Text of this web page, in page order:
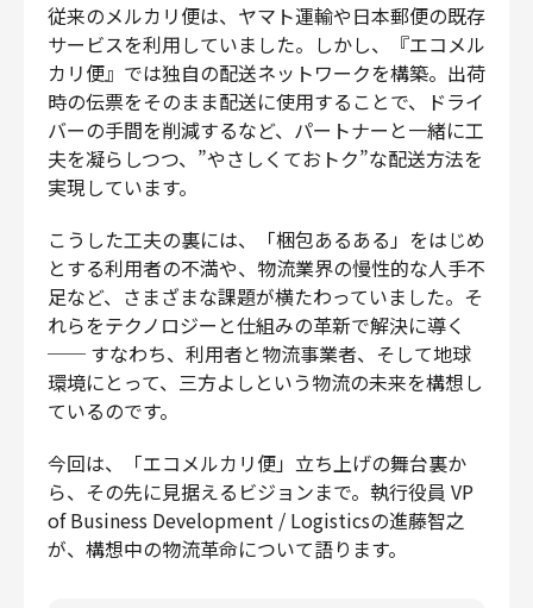
従来のメルカリ便は、ヤマト運輸や日本郵便の既存
サービスを利用していました。しかし、『エコメル
カリ便』では独自の配送ネットワークを構築。出荷
時の伝票をそのまま配送に使用することで、ドライ
バーの手間を削減するなど、パートナーと一緒に工
夫を凝らしつつ、”やさしくておトク”な配送方法を
実現しています。
こうした工夫の裏には、「梱包あるある」をはじめ
とする利用者の不満や、物流業界の慢性的な人手不
足など、さまざまな課題が横たわっていました。そ
れらをテクノロジーと仕組みの革新で解決に導く
── すなわち、利用者と物流事業者、そして地球
環境にとって、三方よしという物流の未来を構想し
ているのです。
今回は、「エコメルカリ便」立ち上げの舞台裏か
ら、その先に見据えるビジョンまで。執行役員 VP
of Business Development / Logisticsの進藤智之
が、構想中の物流革命について語ります。